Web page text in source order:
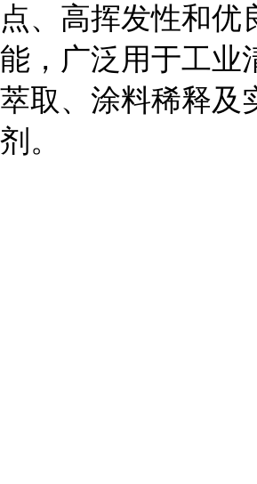
点、高挥发性和优
能，广泛用于工业
萃取、涂料稀释及
剂。